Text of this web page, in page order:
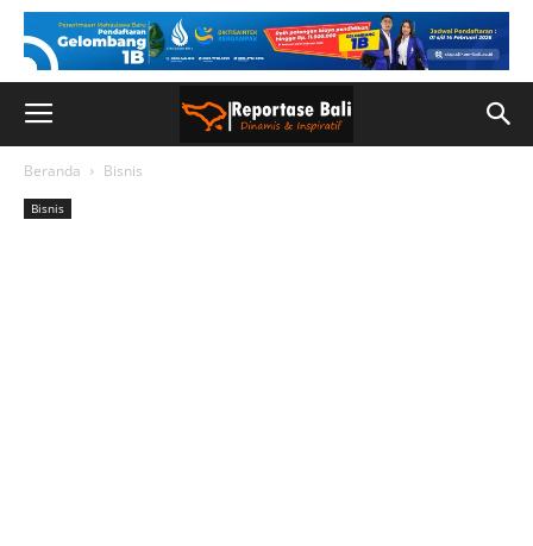
Beranda Bisnis
Bisnis